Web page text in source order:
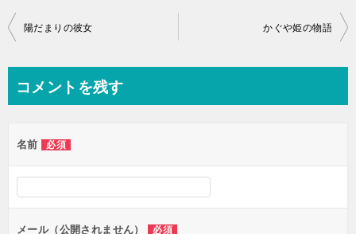
投
ビ
ー
シ
ン
陽だまりの彼女 かぐや姫の物語
コメントを残す
名前 必須
メール（公開されません） 必須